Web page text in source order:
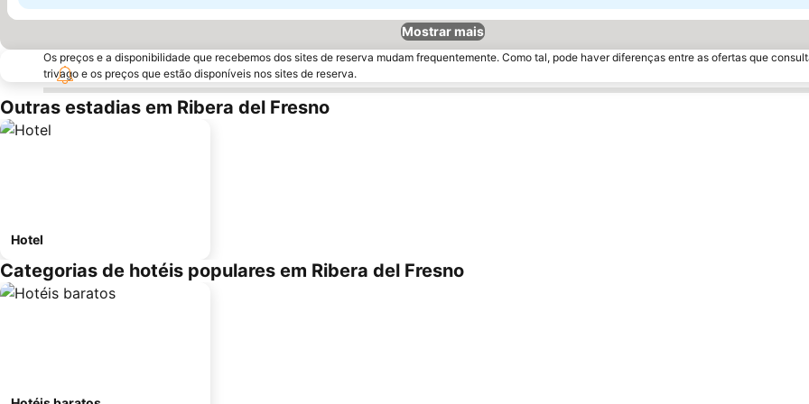
Mostrar mais
Os preços e a disponibilidade que recebemos dos sites de reserva mudam frequentemente. Como tal, pode haver diferenças entre as ofertas que
trivago e os preços que estão disponíveis nos sites de reserva.
Outras estadias em Ribera del Fresno
Hotel
Categorias de hotéis populares em Ribera del Fresno